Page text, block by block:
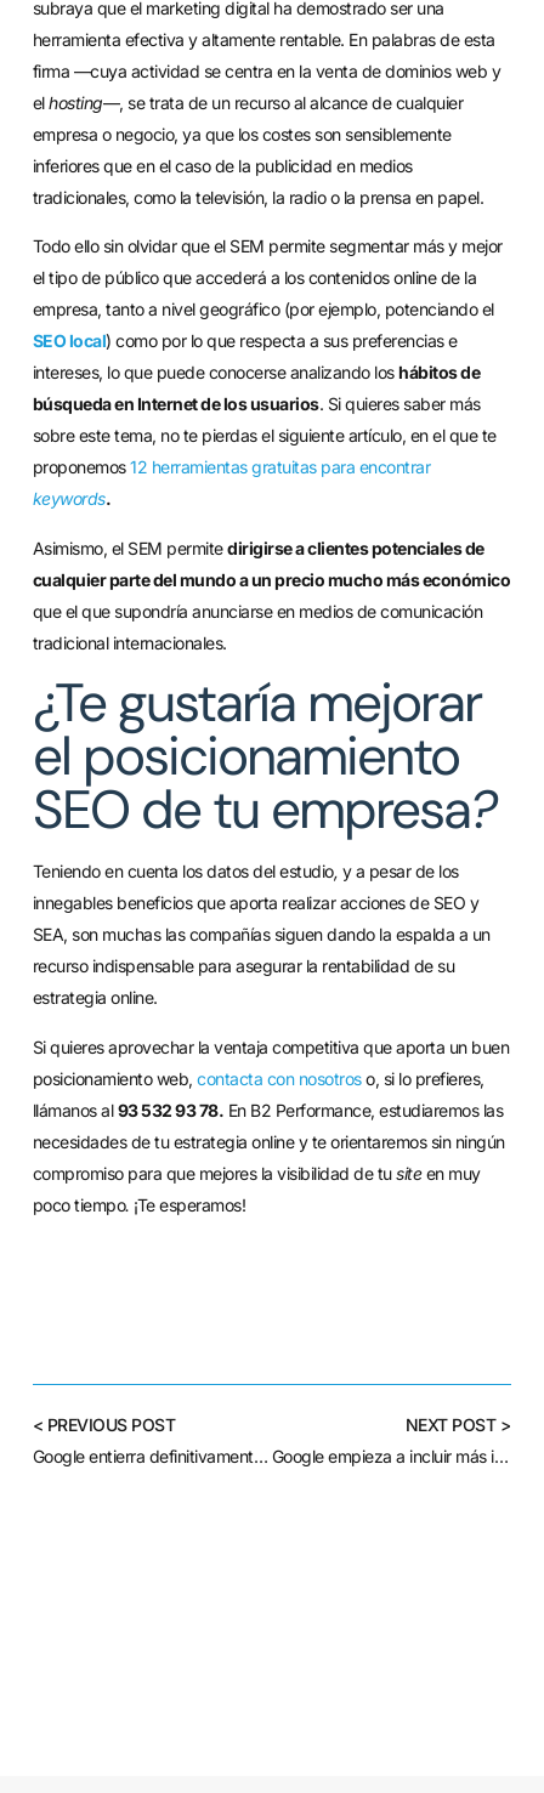
subraya que el marketing digital ha demostrado ser una
herramienta efectiva y altamente rentable. En palabras de esta
firma —cuya actividad se centra en la venta de dominios web y
elhosting—, se trata de un recurso al alcance de cualquier
empresa o negocio, ya que los costes son sensiblemente
inferiores que en el caso de la publicidad en medios
tradicionales, como la televisión, la radio o la prensa en papel.
Todo ello sin olvidar que el SEM permite segmentar más y mejor
el tipo de público que accederá a los contenidos online de la
empresa, tanto a nivel geográfico (por ejemplo, potenciando el
SEO local) como por lo que respecta a sus preferencias e
intereses, lo que puede conocerse analizando loshábitos de
búsqueda en Internet de los usuarios. Si quieres saber más
sobre este tema, no te pierdas el siguiente artículo, en el que te
proponemos12 herramientas gratuitas para encontrar
keywords.
Asimismo, el SEM permitedirigirse a clientes potenciales de
cualquier parte del mundo a un precio mucho más económico
que el que supondría anunciarse en medios de comunicación
tradicional internacionales.
¿Te gustaría mejorar
el posicionamiento
SEO de tu empresa?
Teniendo en cuenta los datos del estudio, y a pesar de los
innegables beneficios que aporta realizar acciones de SEO y
SEA, son muchas las compañías siguen dando la espalda a un
recurso indispensable para asegurar la rentabilidad de su
estrategia online.
Si quieres aprovechar la ventaja competitiva que aporta un buen
posicionamiento web,contacta con nosotroso, si lo prefieres,
llámanos al93 532 93 78. En B2 Performance, estudiaremos las
necesidades de tu estrategia online y te orientaremos sin ningún
compromiso para que mejores la visibilidad de tusiteen muy
poco tiempo. ¡Te esperamos!
< PREVIOUS POST
Google entierra definitivamente PageRank
NEXT POST >
Google empieza a incluir más imágenes en sus resultados de búsqueda